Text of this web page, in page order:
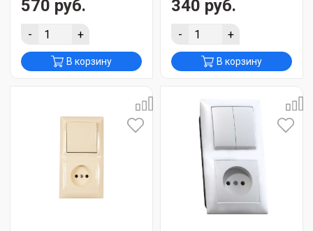
570 руб.
- +
В корзину
340 руб.
- +
В корзину